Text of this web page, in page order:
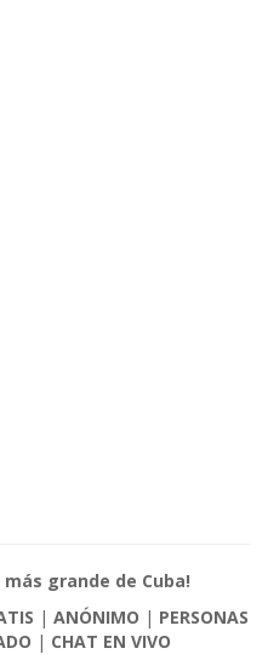
grande de Cuba!
| ANÓNIMO | PERSONAS
| CHAT EN VIVO